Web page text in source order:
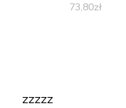
73,80zł
zzzzz